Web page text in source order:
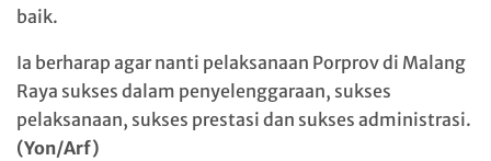
baik.
Ia berharap agar nanti pelaksanaan Porprov di Malang
Raya sukses dalam penyelenggaraan, sukses
pelaksanaan, sukses prestasi dan sukses administrasi.
(Yon/Arf)